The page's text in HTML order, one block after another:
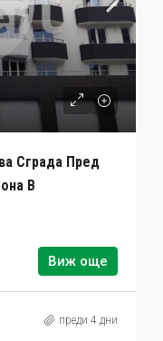
Сграда Пред
В
Виж още
преди 4 дни